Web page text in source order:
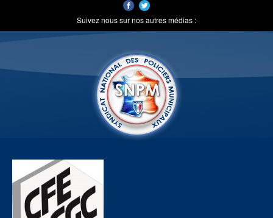
Suivez nous sur nos autres médias :